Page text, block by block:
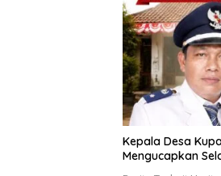
Kepala Desa
Mengucapkan